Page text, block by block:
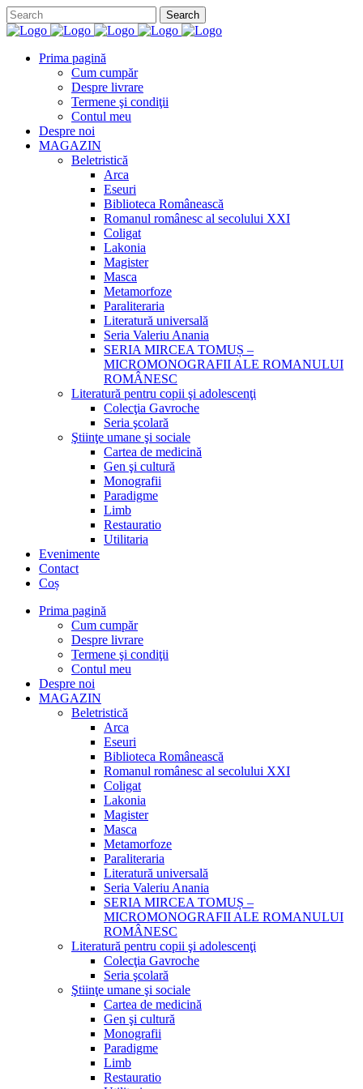
Prima pagină
Cum cumpăr
Despre livrare
Termene şi condiţii
Contul meu
Despre noi
MAGAZIN
Beletristică
Arca
Eseuri
Biblioteca Românească
Romanul românesc al secolului XXI
Coligat
Lakonia
Magister
Masca
Metamorfoze
Paraliteraria
Literatură universală
Seria Valeriu Anania
SERIA MIRCEA TOMUȘ –
MICROMONOGRAFII ALE ROMANULUI
ROMÂNESC
Literatură pentru copii şi adolescenţi
Colecţia Gavroche
Seria şcolară
Ştiinţe umane şi sociale
Cartea de medicină
Gen şi cultură
Monografii
Paradigme
Limb
Restauratio
Utilitaria
Evenimente
Contact
Coș
Prima pagină
Cum cumpăr
Despre livrare
Termene şi condiţii
Contul meu
Despre noi
MAGAZIN
Beletristică
Arca
Eseuri
Biblioteca Românească
Romanul românesc al secolului XXI
Coligat
Lakonia
Magister
Masca
Metamorfoze
Paraliteraria
Literatură universală
Seria Valeriu Anania
SERIA MIRCEA TOMUȘ –
MICROMONOGRAFII ALE ROMANULUI
ROMÂNESC
Literatură pentru copii şi adolescenţi
Colecţia Gavroche
Seria şcolară
Ştiinţe umane şi sociale
Cartea de medicină
Gen şi cultură
Monografii
Paradigme
Limb
Restauratio